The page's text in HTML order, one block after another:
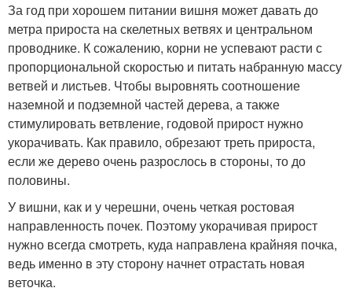
За год при хорошем питании вишня может давать до
метра прироста на скелетных ветвях и центральном
проводнике. К сожалению, корни не успевают расти с
пропорциональной скоростью и питать набранную массу
ветвей и листьев. Чтобы выровнять соотношение
наземной и подземной частей дерева, а также
стимулировать ветвление, годовой прирост нужно
укорачивать. Как правило, обрезают треть прироста,
если же дерево очень разрослось в стороны, то до
половины.
У вишни, как и у черешни, очень четкая ростовая
направленность почек. Поэтому укорачивая прирост
нужно всегда смотреть, куда направлена крайняя почка,
ведь именно в эту сторону начнет отрастать новая
веточка.